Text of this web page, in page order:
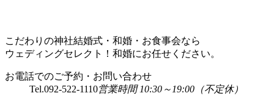
こだわりの神社結婚式・和婚・お食事会なら
ウェディングセレクト！和婚にお任せください。
お電話でのご予約・お問い合わせ
Tel.092-522-1110営業時間 10:30～19:00（不定休）